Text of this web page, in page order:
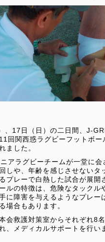
、17日（日）の二日間、
回関西惑ラグビーフットボー
ました。
アラグビーチームが一堂に会
しや、年齢を感じさせないタ
プレーで白熱した試合が展開
ルの特徴は、危険なタックル
に障害を与えるようなプレー
場合もあります。
会救護対策室からそれぞれ8
、メディカルサポートを行い